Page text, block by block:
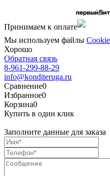
Принимаем к оплате
Мы используем файлы Сookie
Хорошо
Обратная связь
8-961-299-88-29
info@konditeruga.ru
Сравнение0
Избранное0
Корзина0
Купить в один клик
Заполните данные для заказа